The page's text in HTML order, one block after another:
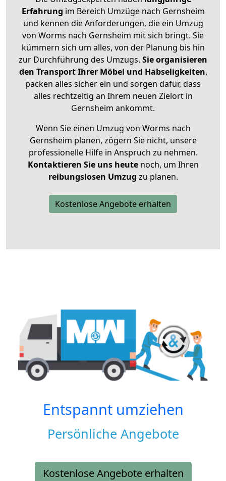
Erfahrung im Bereich Umzüge nach Gernsheim
und kennen die Anforderungen, die ein Umzug
von Worms nach Gernsheim mit sich bringt. Sie
kümmern sich um alles, von der Planung bis hin
zur Durchführung des Umzugs. Sie organisieren
den Transport Ihrer Möbel und Habseligkeiten,
packen alles sicher ein und sorgen dafür, dass
alles rechtzeitig an Ihrem neuen Zielort in
Gernsheim ankommt.
Wenn Sie einen Umzug von Worms nach
Gernsheim planen, zögern Sie nicht, unsere
professionelle Hilfe in Anspruch zu nehmen.
Kontaktieren Sie uns heutenoch, um Ihren
reibungslosen Umzug zu planen.
Kostenlose Angebote erhalten
Entspannt umziehen
Persönliche Angebote
Kostenlose Angebote erhalten